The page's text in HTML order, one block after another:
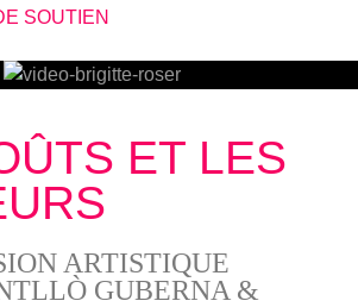
SOUTIEN
ET LES
ARTISTIQUE
GUBERNA &